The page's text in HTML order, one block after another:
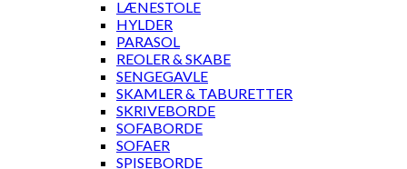
LÆNESTOLE
HYLDER
PARASOL
REOLER & SKABE
SENGEGAVLE
SKAMLER & TABURETTER
SKRIVEBORDE
SOFABORDE
SOFAER
SPISEBORDE